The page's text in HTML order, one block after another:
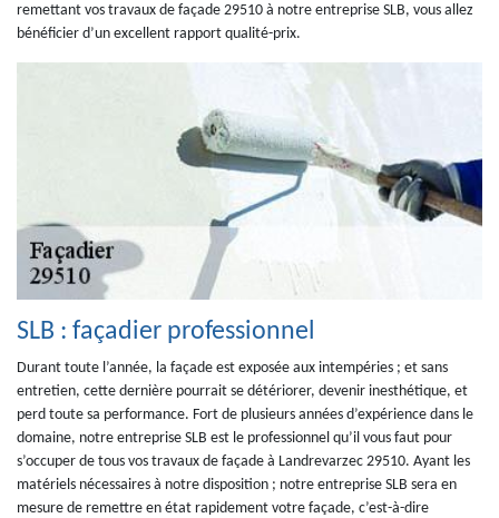
remettant vos travaux de façade 29510 à notre entreprise SLB, vous allez
bénéficier d’un excellent rapport qualité-prix.
SLB : façadier professionnel
Durant toute l’année, la façade est exposée aux intempéries ; et sans
entretien, cette dernière pourrait se détériorer, devenir inesthétique, et
perd toute sa performance. Fort de plusieurs années d’expérience dans le
domaine, notre entreprise SLB est le professionnel qu’il vous faut pour
s’occuper de tous vos travaux de façade à Landrevarzec 29510. Ayant les
matériels nécessaires à notre disposition ; notre entreprise SLB sera en
mesure de remettre en état rapidement votre façade, c’est-à-dire